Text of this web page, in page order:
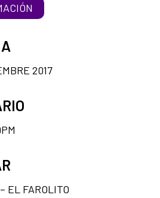
2017
EL FAROLITO